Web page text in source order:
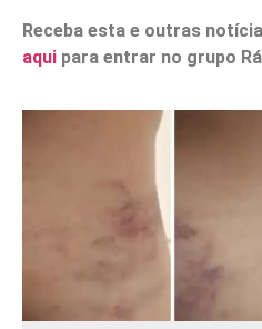
Receba esta e outras
aqui para entrar no grupo